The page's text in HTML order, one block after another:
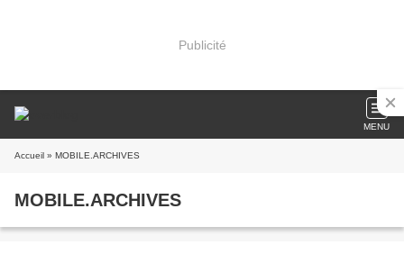
Publicité
MENU
Accueil » MOBILE.ARCHIVES
MOBILE.ARCHIVES